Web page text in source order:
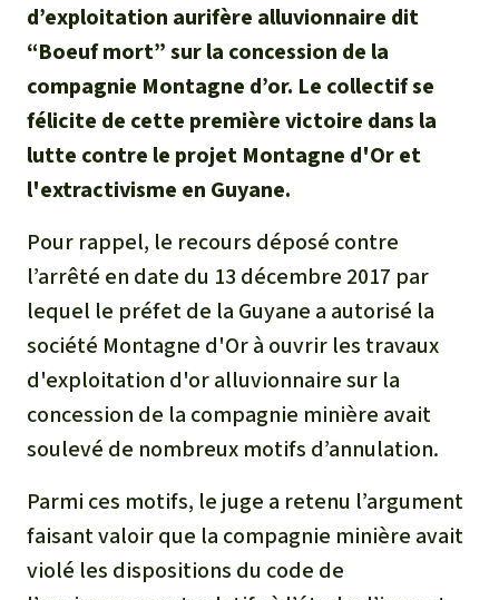
L'accaparement des terres
Le braconnage
Les barrages
Les routes
d’exploitation aurifère alluvionnaire dit
“Boeuf mort” sur la concession de la
compagnie Montagne d’or. Le collectif se
félicite de cette première victoire dans la
lutte contre le projet Montagne d'Or et
l'extractivisme en Guyane.
Pour rappel, le recours déposé contre
l’arrêté en date du 13 décembre 2017 par
lequel le préfet de la Guyane a autorisé la
société Montagne d'Or à ouvrir les travaux
d'exploitation d'or alluvionnaire sur la
concession de la compagnie minière avait
soulevé de nombreux motifs d’annulation.
Parmi ces motifs, le juge a retenu l’argument
faisant valoir que la compagnie minière avait
violé les dispositions du code de